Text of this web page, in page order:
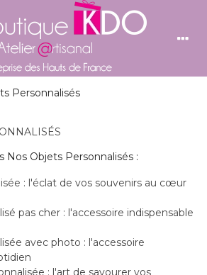
Personnalisés
Nos Objets Personnalisés :
: l'éclat de vos souvenirs au cœur
pas cher : l'accessoire indispensable
avec photo : l'accessoire
: l'art de savourer vos